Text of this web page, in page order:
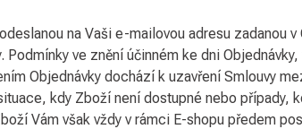
na Vaši e-mailovou adresu zadanou v
ve znění účinném ke dni
Objednávky dochází k uzavření Smlouvy
kdy Zboží není dostupné nebo případy,
Vám však vždy v rámci E-shopu předem